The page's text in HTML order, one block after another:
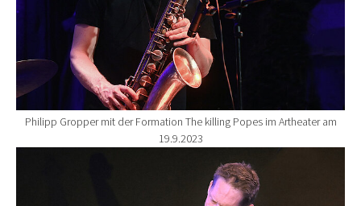
Philipp Gropper mit der Formation The killing Popes im Artheater am
19.9.2023